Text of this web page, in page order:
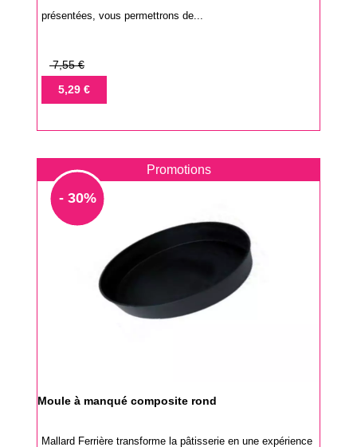
présentées, vous permettrons de...
Prix
base
7,55 €
Prix5,29 €
Promotions
- 30%
Moule à manqué composite rond
Mallard Ferrière transforme la pâtisserie en une expérience